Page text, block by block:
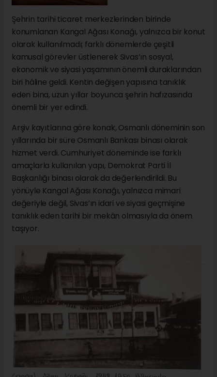
Şehrin tarihi ticaret merkezlerinden birinde
konumlanan Kangal Ağası Konağı, yalnızca bir konut
olarak kullanılmadı; farklı dönemlerde çeşitli
kamusal görevler üstlenerek Sivas’ın sosyal,
ekonomik ve siyasi yaşamının önemli duraklarından
biri hâline geldi. Kentin değişen yapısına tanıklık
eden bina, uzun yıllar boyunca şehrin hafızasında
önemli bir yer edindi.
Arşiv kayıtlarına göre konak, Osmanlı döneminin son
yıllarında bir süre Osmanlı Bankası binası olarak
hizmet verdi. Cumhuriyet döneminde ise farklı
amaçlarla kullanılan yapı, Demokrat Parti İl
Başkanlığı binası olarak da değerlendirildi. Bu
yönüyle Kangal Ağası Konağı, yalnızca mimari
değeriyle değil, Sivas’ın idari ve siyasi geçmişine
tanıklık eden tarihi bir mekân olmasıyla da önem
taşıyor.